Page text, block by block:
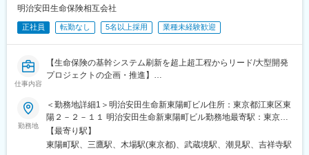
コミュニケーション力を活かし、プロジェクト全体をリードする
【保険料等の価格計算システムを担当】
ム」の開発・保守をお任せします。
算出方法書に基づき、正確な計算を行うための重要なシステムで
チームにはアクチュアリー試験合格者が複数在籍し、サポート体
制も充実しています。専門知識を共有しながら、安心してスキル
アップできる環境です。
明治安田生命保険相互会社
正社員 転勤なし 5名以上採用 業種未経験歓迎
仕事内容
【生命保険の基幹システム刷新を超上超工程からリード/大型開発
プロジェクトの企画・推進】
当社にてアプリケーション (個人保険・企業保険等)開発業務をご
担当いただきます。業務経験年数・スキル等に応じ、IT専門人財
の「育成カリキュラム」(キャリアパス)に基づき、ITアーキテクト
等のプロフェッショナル職制への登用も想定しております。
■業務内容：
勤務地
＜勤務地詳細1＞明治安田生命新東陽町ビル住所：東京都江東区東
陽２－２－１１ 明治安田生命新東陽町ビル勤務地最寄駅：東京メ
トロ東西線／東陽町駅受動喫煙対策：屋内全面禁煙＜勤務地詳細2
＞明治安田生命三鷹ビル住所：東京都三鷹市下連雀4-15-45 勤務
【最寄り駅】
東陽町駅、三鷹駅、木場駅(東京都)、武蔵境駅、潮見駅、吉祥寺駅